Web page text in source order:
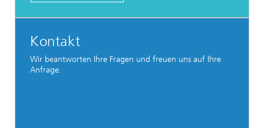
Kontakt
Wir beantworten Ihre Fragen und freuen uns auf Ihre
Anfrage.